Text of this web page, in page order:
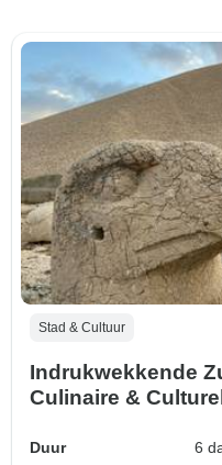
Stad & Cultuur
Indrukwekkende
Culinaire &
Duur
6